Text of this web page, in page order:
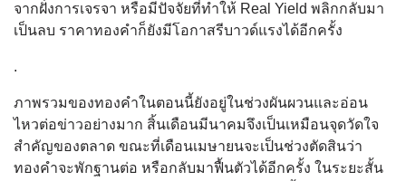
จากฝั่งการเจรจา หรือมีปัจจัยที่ทำให้ Real Yield พลิกกลับมา
เป็นลบ ราคาทองคำก็ยังมีโอกาสรีบาวด์แรงได้อีกครั้ง
.
ภาพรวมของทองคำในตอนนี้ยังอยู่ในช่วงผันผวนและอ่อน
ไหวต่อข่าวอย่างมาก สิ้นเดือนมีนาคมจึงเป็นเหมือนจุดวัดใจ
สำคัญของตลาด ขณะที่เดือนเมษายนจะเป็นช่วงตัดสินว่า
ทองคำจะพักฐานต่อ หรือกลับมาฟื้นตัวได้อีกครั้ง ในระยะสั้น